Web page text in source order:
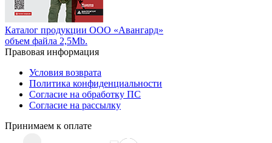
Каталог продукции ООО «Авангард»
объем файла 2,5Mb.
Правовая информация
Условия возврата
Политика конфиденциальности
Согласие на обработку ПС
Согласие на рассылку
Принимаем к оплате